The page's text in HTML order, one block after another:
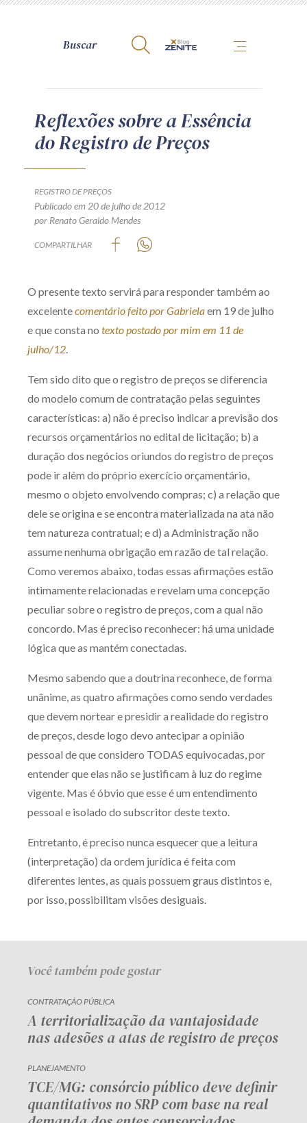
A Zênite
Como publicar conosco
Termos de uso
Guia de Direitos dos Titulares de Dados
Produtos e serviços
Zênite Play
Orientação por Escrito
Mentoria Zênite
Capacitação
Zênite Online
Eventos presenciais
Zênite in Company
Diferenciais
Receba por RSS
Av. Sete de Setembro, 4698
Batel Curitiba/PR CEP80240-000
Telefone (41) 2109-8666
Whatsapp (41) 98881-6616
Reflexões sobre a Essência
do Registro de Preços
REGISTRO DE PREÇOS
Publicado em 20 de julho de 2012
por Renato Geraldo Mendes
COMPARTILHAR
O presente texto servirá para responder também ao
excelentecomentário feito por Gabrielaem 19 de julho
e que consta no texto postado por mim em 11 de
julho/12.
Tem sido dito que o registro de preços se diferencia
do modelo comum de contratação pelas seguintes
características: a) não é preciso indicar a previsão dos
recursos orçamentários no edital de licitação; b) a
duração dos negócios oriundos do registro de preços
pode ir além do próprio exercício orçamentário,
mesmo o objeto envolvendo compras; c) a relação que
dele se origina e se encontra materializada na ata não
tem natureza contratual; e d) a Administração não
assume nenhuma obrigação em razão de tal relação.
Como veremos abaixo, todas essas afirmações estão
intimamente relacionadas e revelam uma concepção
peculiar sobre o registro de preços, com a qual não
concordo. Mas é preciso reconhecer: há uma unidade
lógica que as mantém conectadas.
Mesmo sabendo que a doutrina reconhece, de forma
unânime, as quatro afirmações como sendo verdades
que devem nortear e presidir a realidade do registro
de preços, desde logo devo antecipar a opinião
pessoal de que considero TODAS equivocadas, por
entender que elas não se justificam à luz do regime
vigente. Mas é óbvio que esse é um entendimento
pessoal e isolado do subscritor deste texto.
Entretanto, é preciso nunca esquecer que a leitura
(interpretação) da ordem jurídica é feita com
diferentes lentes, as quais possuem graus distintos e,
por isso, possibilitam visões desiguais.
Você também pode gostar
CONTRATAÇÃO PÚBLICA
A territorialização da vantajosidade
nas adesões a atas de registro de preços
PLANEJAMENTO
TCE/MG: consórcio público deve definir
quantitativos no SRP com base na real